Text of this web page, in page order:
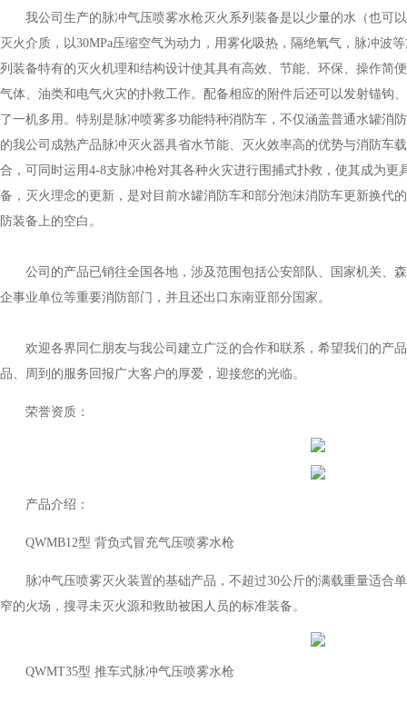
我公司生产的脉冲气压喷雾水枪灭火系列装备是以少量的水（也可
灭火介质，以30MPa压缩空气为动力，用雾化吸热，隔绝氧气，脉冲波
列装备特有的灭火机理和结构设计使其具有高效、节能、环保、操作简
气体、油类和电气火灾的扑救工作。配备相应的附件后还可以发射锚钩
了一机多用。特别是脉冲喷雾多功能特种消防车，不仅涵盖普通水罐消
的我公司成熟产品脉冲灭火器具省水节能、灭火效率高的优势与消防车
合，可同时运用4-8支脉冲枪对其各种火灾进行围捕式扑救，使其成为更
备，灭火理念的更新，是对目前水罐消防车和部分泡沫消防车更新换代
防装备上的空白。
公司的产品已销往全国各地，涉及范围包括公安部队、国家机关、
企事业单位等重要消防部门，并且还出口东南亚部分国家。
欢迎各界同仁朋友与我公司建立广泛的合作和联系，希望我们的产
品、周到的服务回报广大客户的厚爱，迎接您的光临。
荣誉资质：
产品介绍：
QWMB12型 背负式冒充气压喷雾水枪
脉冲气压喷雾灭火装置的基础产品，不超过30公斤的满载重量适合
窄的火场，搜寻未灭火源和救助被困人员的标准装备。
QWMT35型 推车式脉冲气压喷雾水枪